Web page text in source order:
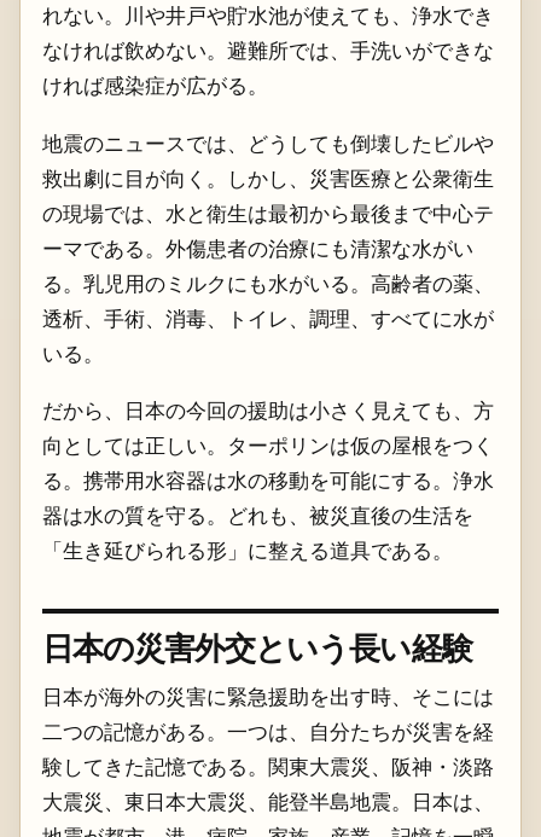
れない。川や井戸や貯水池が使えても、浄水でき
なければ飲めない。避難所では、手洗いができな
ければ感染症が広がる。
地震のニュースでは、どうしても倒壊したビルや
救出劇に目が向く。しかし、災害医療と公衆衛生
の現場では、水と衛生は最初から最後まで中心テ
ーマである。外傷患者の治療にも清潔な水がい
る。乳児用のミルクにも水がいる。高齢者の薬、
透析、手術、消毒、トイレ、調理、すべてに水が
いる。
だから、日本の今回の援助は小さく見えても、方
向としては正しい。ターポリンは仮の屋根をつく
る。携帯用水容器は水の移動を可能にする。浄水
器は水の質を守る。どれも、被災直後の生活を
「生き延びられる形」に整える道具である。
日本の災害外交という長い経験
日本が海外の災害に緊急援助を出す時、そこには
二つの記憶がある。一つは、自分たちが災害を経
験してきた記憶である。関東大震災、阪神・淡路
大震災、東日本大震災、能登半島地震。日本は、